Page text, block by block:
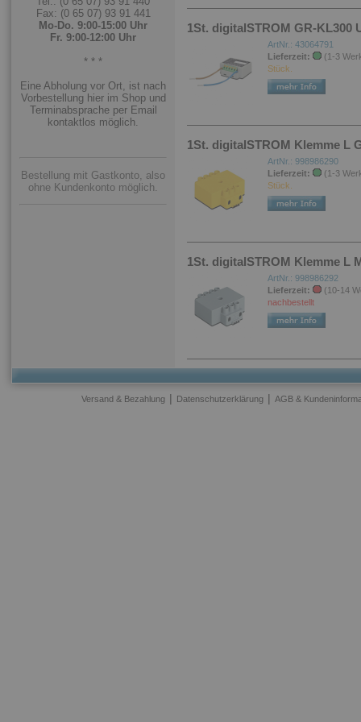
Fax: (0 65 07) 93 91 441
Mo-Do. 9:00-15:00 Uhr
Fr. 9:00-12:00 Uhr
* * *
Eine Abholung vor Ort, ist nach
Vorbestellung hier im Shop und
Terminabsprache per Email
kontaktlos möglich.
Bestellung mit Gastkonto, also
ohne Kundenkonto möglich.
1St. digitalSTROM GR-KL300
ArtNr.: 43064791
Lieferzeit:
(1-3
Stück.
1St. digitalSTROM Klemme L
ArtNr.: 998986290
Lieferzeit:
(1-3
Stück.
1St. digitalSTROM Klemme L
ArtNr.: 998986292
Lieferzeit:
(10-14
nachbestellt
Versand & Bezahlung | Datenschutzerklärung | AGB &